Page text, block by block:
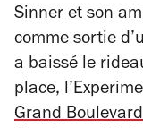
Sinner et son
comme sortie
a baissé le
place,
Grand Boulevard